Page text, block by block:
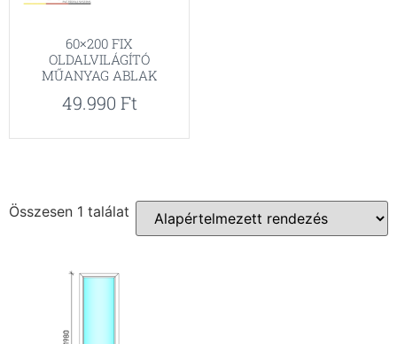
60×200 FIX
OLDALVILÁGÍTÓ
MŰANYAG ABLAK
49.990 Ft
Összesen 1 találat